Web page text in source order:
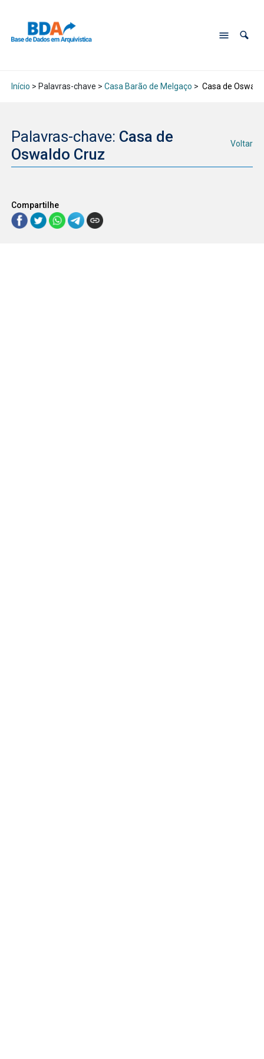
Início > Palavras-chave > Casa Barão de Melgaço > Casa de
Palavras-chave: Casa de
Oswaldo Cruz
Voltar
Compartilhe